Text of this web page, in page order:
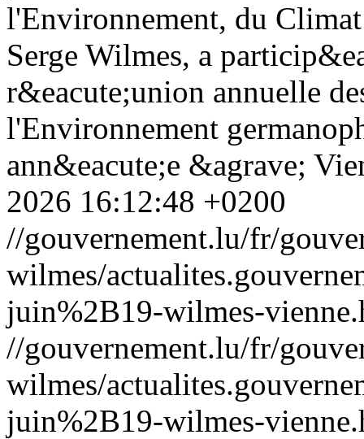
l'Environnement, du
Serge Wilmes, a
r&eacute;union annuelle
l'Environnement
ann&eacute;e &agrave;
2026 16:12:48 +0200
//gouvernement.lu/fr/
wilmes/
juin%2B19-wilmes-
//gouvernement.lu/fr/
wilmes/
juin%2B19-wilmes-